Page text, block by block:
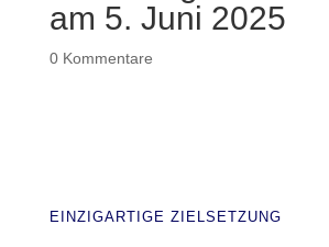
am 5. Juni 2025
0 Kommentare
EINZIGARTIGE ZIELSETZUNG